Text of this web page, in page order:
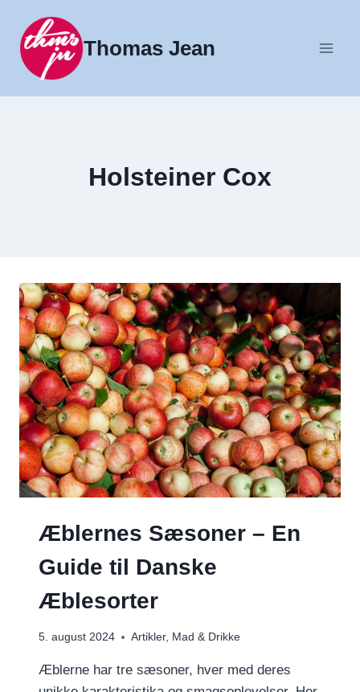
indhold
Thomas Jean
Holsteiner Cox
Æblernes Sæsoner – En
Guide til Danske
Æblesorter
5. august 2024 Artikler, Mad & Drikke
Æblerne har tre sæsoner, hver med deres